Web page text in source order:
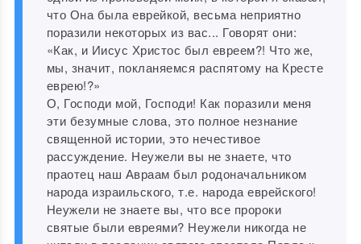
что Она была еврейкой, весьма неприятно
поразили некоторых из вас... Говорят они:
«Как, и Иисус Христос был евреем?! Что же,
мы, значит, покланяемся распятому на Кресте
еврею!?»
О, Господи мой, Господи! Как поразили меня
эти безумные слова, это полное незнание
священной истории, это нечестивое
рассуждение. Неужели вы не знаете, что
праотец наш Авраам был родоначальником
народа израильского, т.е. народа еврейского!
Неужели не знаете вы, что все пророки
святые были евреями? Неужели никогда не